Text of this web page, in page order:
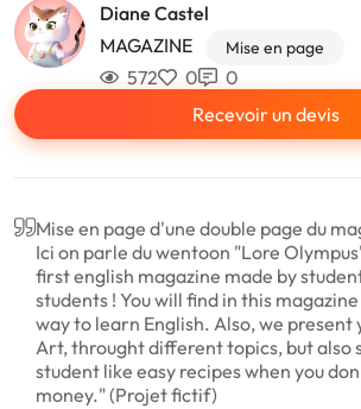
Diane Castel
MAGAZINE
Mise en page
572 0
0
Recevoir un devis
Mise en page d'une double page du
Ici on parle du wentoon "Lore
first english magazine made by
students ! You will find in this
way to learn English. Also, we present
Art, throught different topics, but also
student like easy recipes when you
money." (Projet fictif)